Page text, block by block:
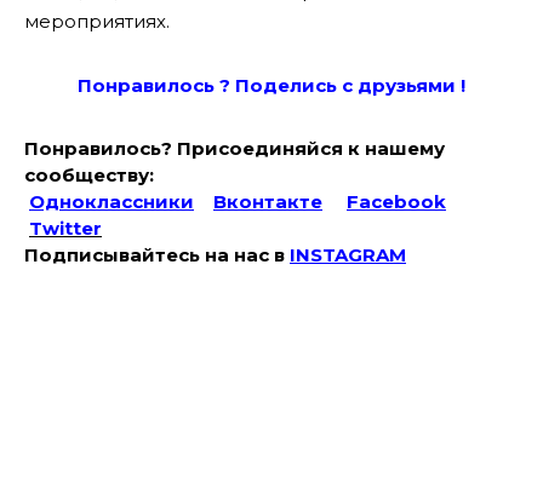
мероприятиях.
Понравилось ? Поделись с друзьями !
Понравилось? Присоединяйся к нашему
сообществу:
Одноклассники
Вконтакте
Facebook
Twitter
Подписывайтесь на наc в INSTAGRAM